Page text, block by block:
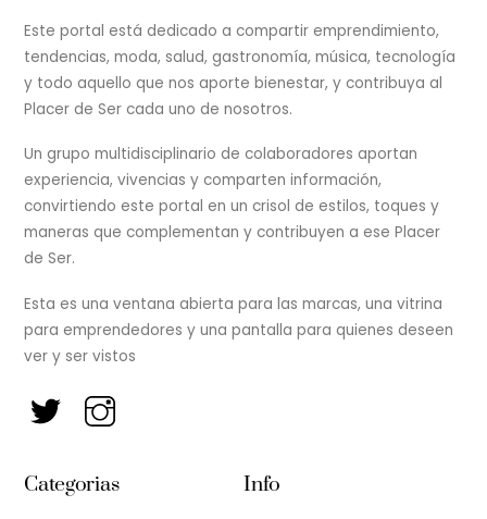
Top
Este portal está dedicado a compartir emprendimiento,
tendencias, moda, salud, gastronomía, música, tecnología
y todo aquello que nos aporte bienestar, y contribuya al
Placer de Ser cada uno de nosotros.
Un grupo multidisciplinario de colaboradores aportan
experiencia, vivencias y comparten información,
convirtiendo este portal en un crisol de estilos, toques y
maneras que complementan y contribuyen a ese Placer
de Ser.
Esta es una ventana abierta para las marcas, una vitrina
para emprendedores y una pantalla para quienes deseen
ver y ser vistos
Categorias Info